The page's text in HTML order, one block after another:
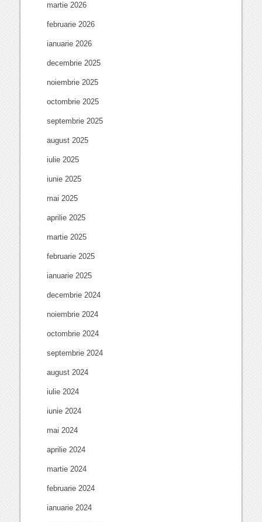
martie 2026
februarie 2026
ianuarie 2026
decembrie 2025
noiembrie 2025
octombrie 2025
septembrie 2025
august 2025
iulie 2025
iunie 2025
mai 2025
aprilie 2025
martie 2025
februarie 2025
ianuarie 2025
decembrie 2024
noiembrie 2024
octombrie 2024
septembrie 2024
august 2024
iulie 2024
iunie 2024
mai 2024
aprilie 2024
martie 2024
februarie 2024
ianuarie 2024